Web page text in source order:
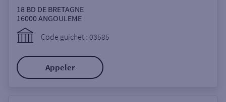
Ouverte le samedi
18 BD DE BRETAGNE
16000ANGOULEME
Code guichet : 03585
Appeler